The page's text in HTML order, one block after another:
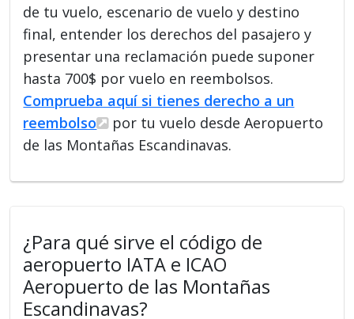
de tu vuelo, escenario de vuelo y destino
final, entender los derechos del pasajero y
presentar una reclamación puede suponer
hasta 700$ por vuelo en reembolsos.
Comprueba aquí si tienes derecho a un
reembolso
por tu vuelo desde Aeropuerto
de las Montañas Escandinavas.
¿Para qué sirve el código de
aeropuerto IATA e ICAO
Aeropuerto de las Montañas
Escandinavas?